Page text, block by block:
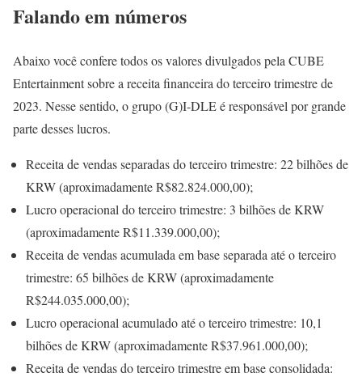
Falando em números
Abaixo você confere todos os valores divulgados pela CUBE
Entertainment sobre a receita financeira do terceiro trimestre de
2023. Nesse sentido, o grupo (G)I-DLE é responsável por grande
parte desses lucros.
Receita de vendas separadas do terceiro trimestre: 22 bilhões de
KRW (aproximadamente R$82.824.000,00);
Lucro operacional do terceiro trimestre: 3 bilhões de KRW
(aproximadamente R$11.339.000,00);
Receita de vendas acumulada em base separada até o terceiro
trimestre: 65 bilhões de KRW (aproximadamente
R$244.035.000,00);
Lucro operacional acumulado até o terceiro trimestre: 10,1
bilhões de KRW (aproximadamente R$37.961.000,00);
Receita de vendas do terceiro trimestre em base consolidada: